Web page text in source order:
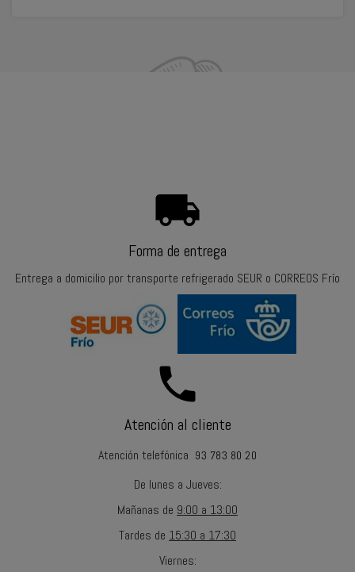
local_shipping
Forma de entrega
Entrega a domicilio por transporte refrigerado SEUR o CORREOS Frío
call
Atención al cliente
Atención telefónica 93 783 80 20
De lunes a Jueves:
Mañanas de 9:00 a 13:00
Tardes de 15:30 a 17:30
Viernes: